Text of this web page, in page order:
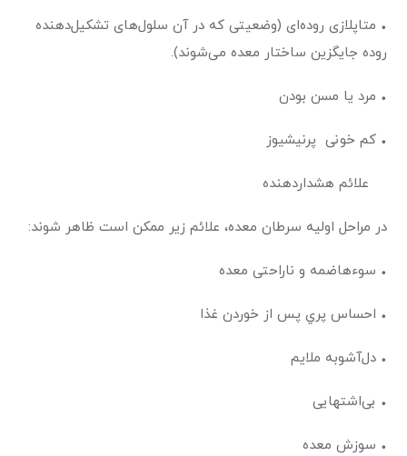
• متاپلازی روده‌ای (وضعیتی که در آن سلول‌های تشکیل‌دهنده
روده جایگزین ساختار معده می‌شوند).
• مرد یا مسن بودن
• کم ‌خونی پرنیشیوز
علائم هشداردهنده
در مراحل اولیه سرطان معده، علائم زیر ممکن است ظاهر شوند:
• سوءهاضمه و ناراحتی معده
• احساس پري پس از خوردن غذا
• دل‌آشوبه ملایم
• بی‌اشتهایی
• سوزش معده